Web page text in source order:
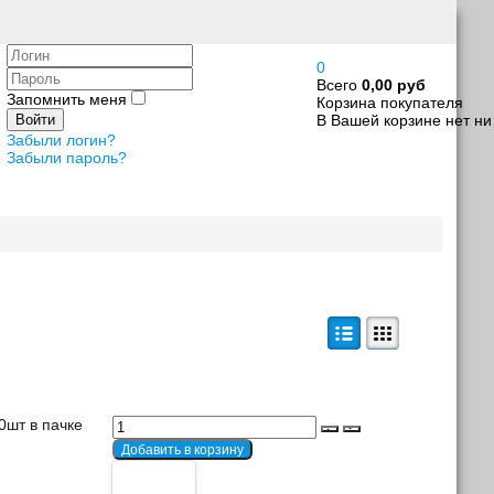
0
Всего 0,00 руб
Корзина покупателя
В Вашей корзине нет ни
Логин
Пароль
Запомнить меня
Войти
Забыли логин?
Забыли пароль?
в пачке